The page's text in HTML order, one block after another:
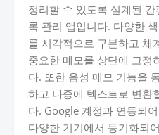
정리할 수 있도록 설계된
록 관리 앱입니다. 다양한
를 시각적으로 구분하고 체
중요한 메모를 상단에 고정
다. 또한 음성 메모 기능을
하고 나중에 텍스트로 변환
다. Google 계정과 연동되
다양한 기기에서 동기화되